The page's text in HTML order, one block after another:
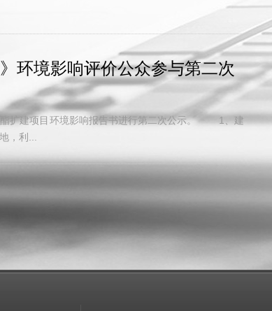
环境影响评价公众参与第二次
酯扩建项目环境影响报告书进行第二次公示。 1、建
利...